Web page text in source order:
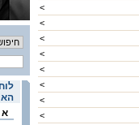
לוח
א
<
<
<
<
<
<
<
<